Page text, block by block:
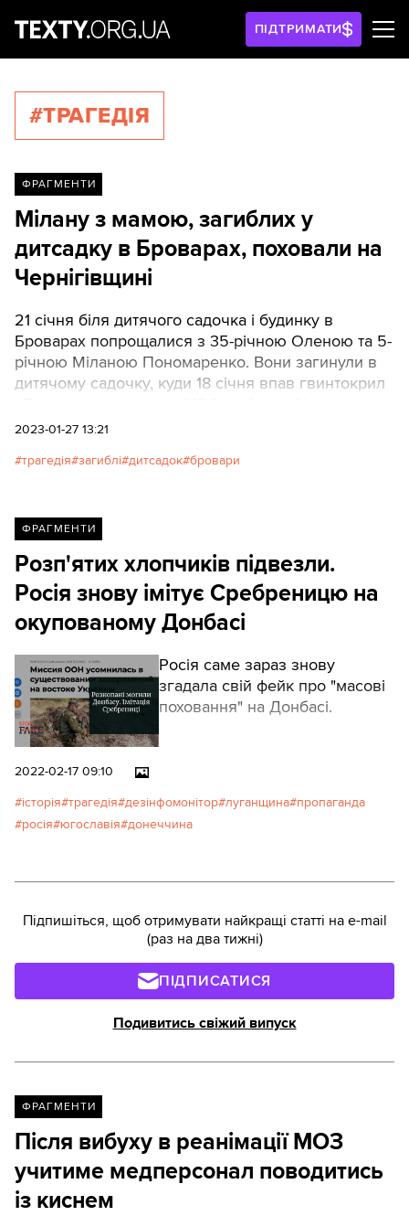
ПІДТРИМАТИ
#ТРАГЕДІЯ
ФРАГМЕНТИ
Мілану з мамою, загиблих у
дитсадку в Броварах, поховали на
Чернігівщині
21 січня біля дитячого садочка і будинку в
Броварах попрощалися з 35-річною Оленою та 5-
річною Міланою Пономаренко. Вони загинули в
дитячому садочку, куди 18 січня впав гвинтокрил
дня маму з донькою поховали в селі
кілометрів до Чернігова. Там живуть її батьки.
2023-01-27 13:21
трагедія загиблі дитсадок бровари
ФРАГМЕНТИ
Розп'ятих хлопчиків підвезли.
Росія знову імітує Сребреницю на
окупованому Донбасі
Росія саме зараз знову
згадала свій фейк про "масові
поховання" на Донбасі.
2022-02-17 09:10
історія трагедія дезінфомонітор луганщина пропаганда
росія югославія донеччина
Підпишіться, щоб отримувати найкращі статті на e-mail
(раз на два тижні)
ПІДПИСАТИСЯ
Подивитись свіжий випуск
ФРАГМЕНТИ
Після вибуху в реанімації МОЗ
учитиме медперсонал поводитись
із киснем